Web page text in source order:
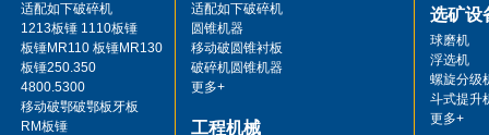
适配如下破碎机
1213板锤 1110板锤
板锤MR110 板锤MR130
板锤250.350
4800.5300
移动破鄂破鄂板牙板
RM板锤
适配如下破碎机
圆锥机器
移动破圆锥衬板
破碎机圆锥机器
更多+
工程机械
选矿设
球磨机
浮选机
螺旋分级
斗式提升
更多+